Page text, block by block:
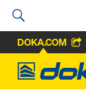
DOKA.COM
Doka